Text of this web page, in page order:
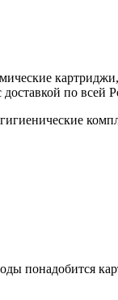
по всей
понадобится